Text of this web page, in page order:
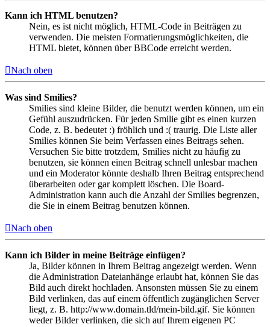
Kann ich HTML benutzen?
Nein, es ist nicht möglich, HTML-Code in Beiträgen zu
verwenden. Die meisten Formatierungsmöglichkeiten, die
HTML bietet, können über BBCode erreicht werden.
Nach oben
Was sind Smilies?
Smilies sind kleine Bilder, die benutzt werden können, um ein
Gefühl auszudrücken. Für jeden Smilie gibt es einen kurzen
Code, z. B. bedeutet :) fröhlich und :( traurig. Die Liste aller
Smilies können Sie beim Verfassen eines Beitrags sehen.
Versuchen Sie bitte trotzdem, Smilies nicht zu häufig zu
benutzen, sie können einen Beitrag schnell unlesbar machen
und ein Moderator könnte deshalb Ihren Beitrag entsprechend
überarbeiten oder gar komplett löschen. Die Board-
Administration kann auch die Anzahl der Smilies begrenzen,
die Sie in einem Beitrag benutzen können.
Nach oben
Kann ich Bilder in meine Beiträge einfügen?
Ja, Bilder können in Ihrem Beitrag angezeigt werden. Wenn
die Administration Dateianhänge erlaubt hat, können Sie das
Bild auch direkt hochladen. Ansonsten müssen Sie zu einem
Bild verlinken, das auf einem öffentlich zugänglichen Server
liegt, z. B. http://www.domain.tld/mein-bild.gif. Sie können
weder Bilder verlinken, die sich auf Ihrem eigenen PC